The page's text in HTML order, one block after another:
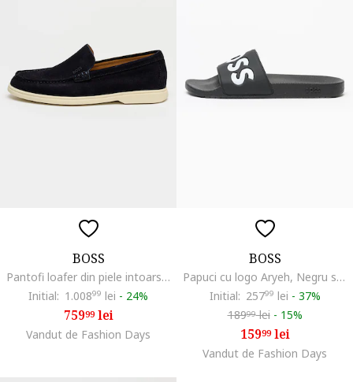
BOSS
Pantofi loafer din piele intoarsa cu varf rotund Sienne, Albastru ultramarin
Initial: 1.00899 lei - 24%
75999lei
Vandut de Fashion Days
BOSS
Papuci cu logo Aryeh, Negru stins/Alb optic
Initial: 25799 lei - 37%
18999lei - 15%
15999lei
Vandut de Fashion Days